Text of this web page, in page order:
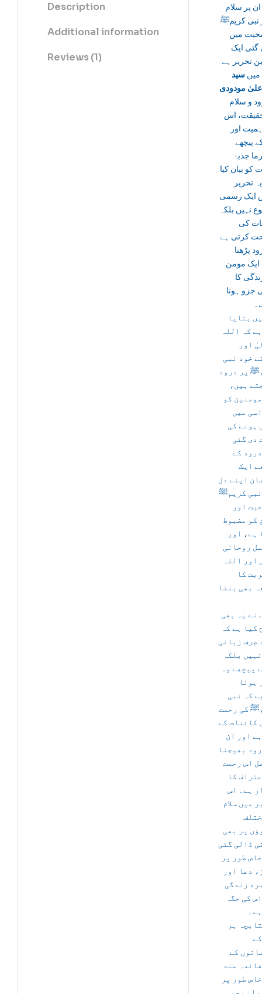
Description
Additional information
Reviews (1)
پر سلام
نبی کریمﷺ
میں
گئی ایک
تحریر ہے
سید
مودودی
و سلام
اس
اور
پیچھے
جذبۂ
کو بیان کیا
تحریر
ایک رسمی
نہیں بلکہ
کی
کرتی ہے
پڑھنا
ایک مومن
کا
جزو ہونا
بتایا
کہ اللہ
اور
خود نبی
پر درود
ہیں،
کو
میں
ہونے کی
دی گئی
کے
ایک
اپنے دل
کریمﷺ
اور
کو مضبوط
ہے، اور
روحانی
اور اللہ
کا
بھی بنتا
نے یہ بھی
کیا ہے کہ
صرف زبانی
بلکہ
پیچھے وہ
ہونا
کہ نبی
کی رحمت
کائنات کے
اور ان
بھیجنا
اس رحمت
کا
ہے۔ اس
میں سلام
پر بھی
ڈالی گئی
طور پر
دعا اور
زندگی
کی جگہ
ہر
کے
مند
طور پر